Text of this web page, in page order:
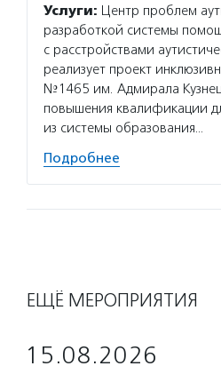
Услуги: Центр проблем
разработкой системы
с расстройствами
реализует проект
№1465 им. Адмирала
повышения квалификации
из системы образования…
Подробнее
ЕЩЁ МЕРОПРИЯТИЯ
15.08.2026